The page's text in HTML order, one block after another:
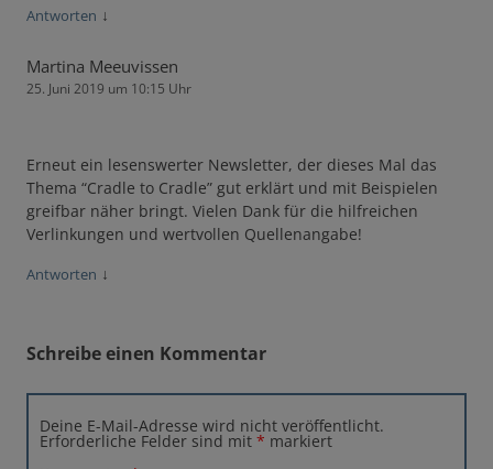
Antworten ↓
Martina Meeuvissen
25. Juni 2019 um 10:15 Uhr
Erneut ein lesenswerter Newsletter, der dieses Mal das
Thema “Cradle to Cradle” gut erklärt und mit Beispielen
greifbar näher bringt. Vielen Dank für die hilfreichen
Verlinkungen und wertvollen Quellenangabe!
Antworten ↓
Schreibe einen Kommentar
Deine E-Mail-Adresse wird nicht veröffentlicht.
Erforderliche Felder sind mit * markiert